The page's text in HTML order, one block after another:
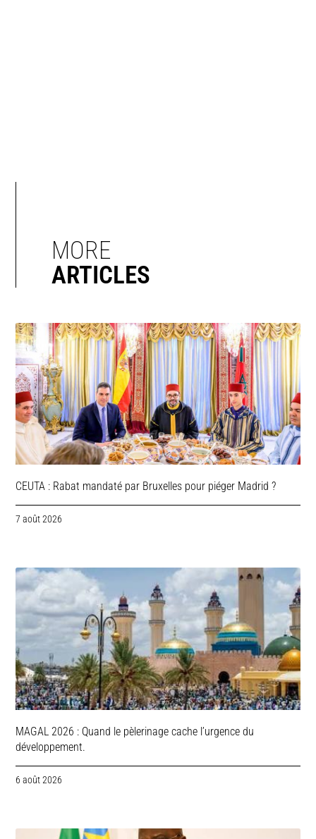
MORE
ARTICLES
CEUTA : Rabat mandaté par Bruxelles pour piéger Madrid ?
7 août 2026
MAGAL 2026 : Quand le pèlerinage cache l’urgence du
développement.
6 août 2026